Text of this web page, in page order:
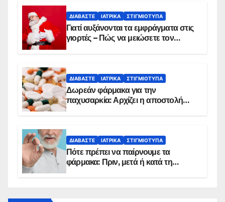
ΔΙΑΒΆΣΤΕ ΙΑΤΡΙΚΆ ΣΤΙΓΜΙΌΤΥΠΑ
Γιατί αυξάνονται τα εμφράγματα στις
γιορτές – Πώς να μειώσετε τον
ΔΙΑΒΆΣΤΕ ΙΑΤΡΙΚΆ ΣΤΙΓΜΙΌΤΥΠΑ
Δωρεάν φάρμακα για την
παχυσαρκία: Αρχίζει η αποστολή
ΔΙΑΒΆΣΤΕ ΙΑΤΡΙΚΆ ΣΤΙΓΜΙΌΤΥΠΑ
Πότε πρέπει να παίρνουμε τα
φάρμακα: Πριν, μετά ή κατά τη